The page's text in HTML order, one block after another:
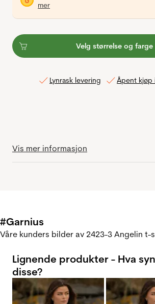
mer
Velg størrelse og farge
Lynrask levering Åpent kjøp
Vis mer informasjon
#Garnius
Våre kunders bilder av 2423-3 Angelin t-
Lignende produkter - Hva
disse?